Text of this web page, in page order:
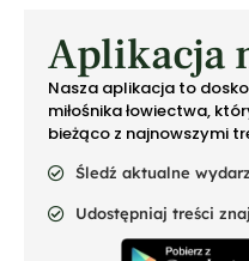
Aplikacja
Nasza aplikacja to
miłośnika łowiectwa,
bieżąco z najnowszymi
Śledź aktualne
Udostępniaj treści